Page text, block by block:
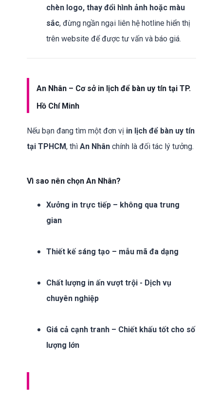
chèn logo, thay đổi hình ảnh hoặc màu
sắc, đừng ngần ngại liên hệ hotline hiển thị
trên website để được tư vấn và báo giá.
An Nhân – Cơ sở in lịch để bàn uy tín tại TP.
Hồ Chí Minh
Nếu bạn đang tìm một đơn vị in lịch để bàn uy tín
tại TPHCM, thì An Nhân chính là đối tác lý tưởng.
Vì sao nên chọn An Nhân?
Xưởng in trực tiếp – không qua trung
gian
Thiết kế sáng tạo – mẫu mã đa dạng
Chất lượng in ấn vượt trội - Dịch vụ
chuyên nghiệp
Giá cả cạnh tranh – Chiết khấu tốt cho số
lượng lớn